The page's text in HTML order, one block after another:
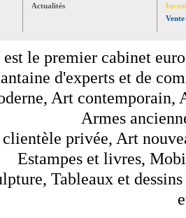
Actualités
Vente
est le premier cabinet
d'experts et de
Art contemporain,
Armes
privée, Art
Estampes et livres,
Tableaux et